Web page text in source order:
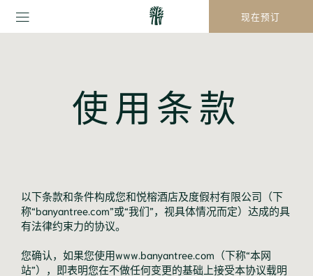
现在预订
使用条款
以下条款和条件构成您和悦榕酒店及度假村有限公司（下
称“banyantree.com”或“我们”，视具体情况而定）达成的具
有法律约束力的协议。
您确认，如果您使用www.banyantree.com（下称“本网
站”），即表明您在不做任何变更的基础上接受本协议载明